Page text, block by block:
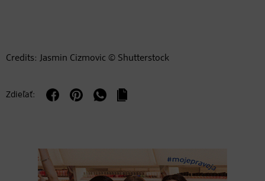
Credits: Jasmin Cizmovic © Shutterstock
Zdieľať: